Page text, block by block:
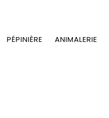
PÉPINIÈRE ANIMALERIE